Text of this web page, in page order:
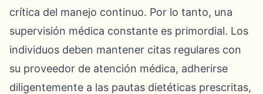
crítica del manejo continuo. Por lo tanto, una
supervisión médica constante es primordial. Los
individuos deben mantener citas regulares con
su proveedor de atención médica, adherirse
diligentemente a las pautas dietéticas prescritas,